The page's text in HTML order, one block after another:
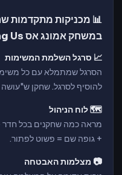
📊 מכניקות מתקדמות
במשחק אמונג אס Among Us
📈 סרגל השלמת המשימות
הסרגל שמתמלא עם כל
להוסיף לסרגל. שחקן
🗺️ לוח הניהול
מראה כמה שחקנים בכל חדר -
+ גופה שם = פשוט לפתור.
📷 מצלמות האבטחה